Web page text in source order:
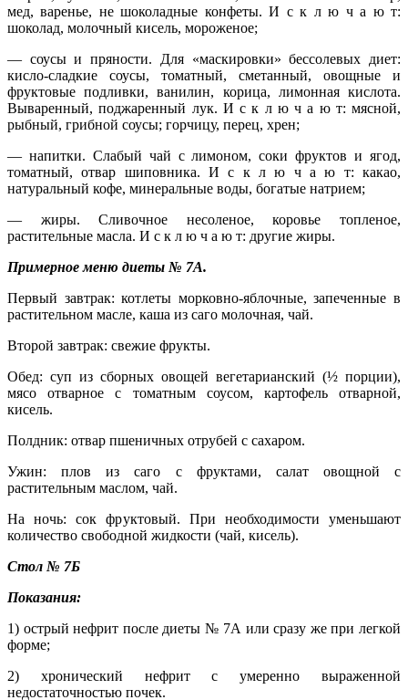
мед, варенье, не шоколадные конфеты. И с к л ю ч а ю т:
шоколад, молочный кисель, мороженое;
— соусы и пряности. Для «маскировки» бессолевых диет:
кисло-сладкие соусы, томатный, сметанный, овощные и
фруктовые подливки, ванилин, корица, лимонная кислота.
Вываренный, поджаренный лук. И с к л ю ч а ю т: мясной,
рыбный, грибной соусы; горчицу, перец, хрен;
— напитки. Слабый чай с лимоном, соки фруктов и ягод,
томатный, отвар шиповника. И с к л ю ч а ю т: какао,
натуральный кофе, минеральные воды, богатые натрием;
— жиры. Сливочное несоленое, коровье топленое,
растительные масла. И с к л ю ч а ю т: другие жиры.
Примерное меню диеты № 7А.
Первый завтрак: котлеты морковно-яблочные, запеченные в
растительном масле, каша из саго молочная, чай.
Второй завтрак: свежие фрукты.
Обед: суп из сборных овощей вегетарианский (½ порции),
мясо отварное с томатным соусом, картофель отварной,
кисель.
Полдник: отвар пшеничных отрубей с сахаром.
Ужин: плов из саго с фруктами, салат овощной с
растительным маслом, чай.
На ночь: сок фруктовый. При необходимости уменьшают
количество свободной жидкости (чай, кисель).
Стол № 7Б
Показания:
1) острый нефрит после диеты № 7А или сразу же при легкой
форме;
2) хронический нефрит с умеренно выраженной
недостаточностью почек.